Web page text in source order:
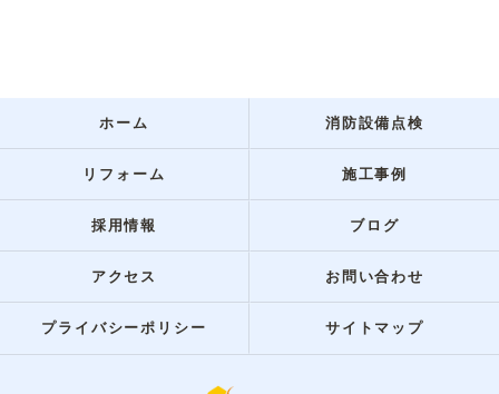
ホーム 消防設備点検
リフォーム 施工事例
採用情報 ブログ
アクセス お問い合わせ
プライバシーポリシー サイトマップ